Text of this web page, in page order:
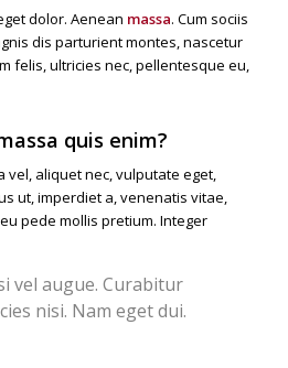
dolor. Aenean massa. Cum sociis
dis parturient montes, nascetur
felis, ultricies nec, pellentesque eu,
quis enim?
vel, aliquet nec, vulputate eget,
ut, imperdiet a, venenatis vitae,
pede mollis pretium. Integer
vel augue. Curabitur
nisi. Nam eget dui.